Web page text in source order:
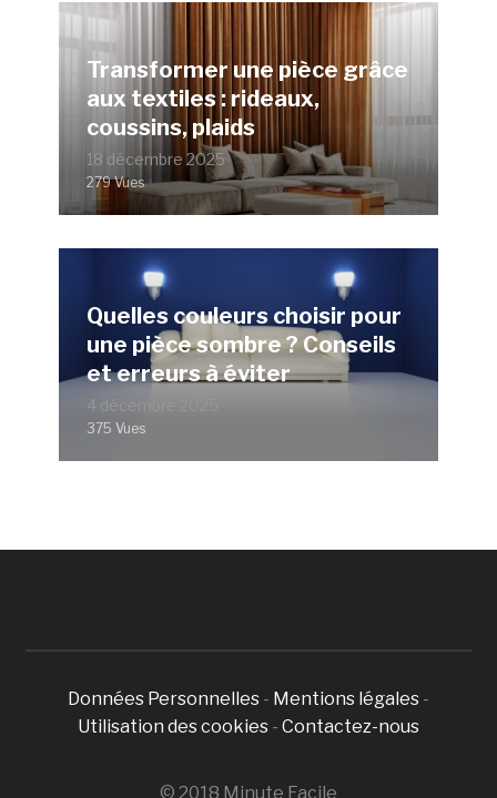
Transformer une pièce grâce
aux textiles : rideaux,
coussins, plaids
18 décembre 2025
279 Vues
Quelles couleurs choisir pour
une pièce sombre ? Conseils
et erreurs à éviter
4 décembre 2025
375 Vues
Données Personnelles - Mentions légales -
Utilisation des cookies - Contactez-nous
© 2018 Minute Facile